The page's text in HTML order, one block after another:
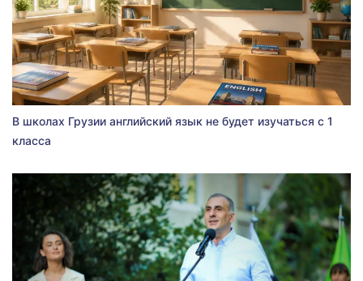
В школах Грузии английский язык не будет изучаться с 1
класса